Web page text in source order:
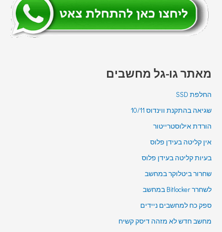
מאתר גו-גל מחשבים
החלפת SSD
שגיאה בהתקנת ווינדוס 10/11
הורדת אילוסטרייטור
אין קליטה בעידן פלוס
בעיות קליטה בעידן פלוס
שחרור ביטלוקר במחשב
לשחרר Bitlocker במחשב
ספק כח למחשבים ניידים
מחשב חדש לא מזהה דיסק קשיח